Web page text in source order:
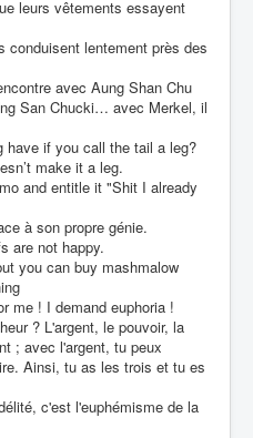
leurs vêtements essayent
conduisent lentement près des
avec Aung Shan Chu
San Chucki… avec Merkel, il
have if you call the tail a leg?
make it a leg.
and entitle it "Shit I already
à son propre génie.
are not happy.
you can buy mashmalow
me ! I demand euphoria !
? L'argent, le pouvoir, la
; avec l'argent, tu peux
Ainsi, tu as les trois et tu es
c'est l'euphémisme de la